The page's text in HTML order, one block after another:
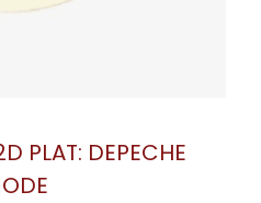
PLAT: DEPECHE